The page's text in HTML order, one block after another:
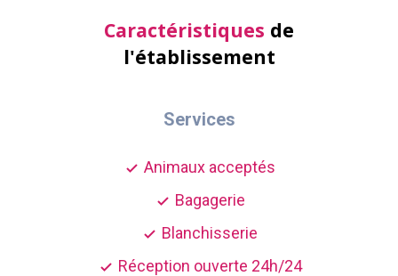
Caractéristiques de
l'établissement
Services
Animaux acceptés
Bagagerie
Blanchisserie
Réception ouverte 24h/24